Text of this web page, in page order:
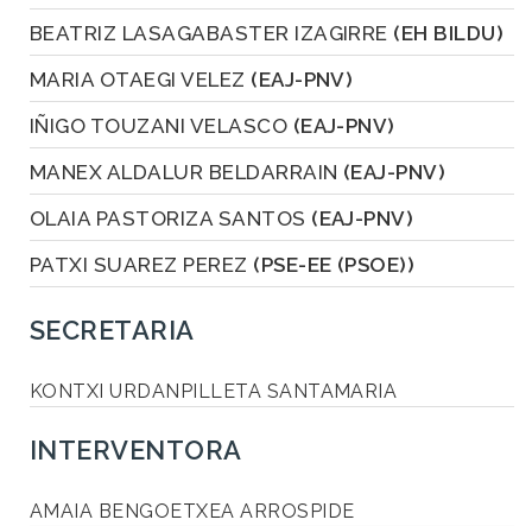
BEATRIZ LASAGABASTER IZAGIRRE (EH BILDU)
MARIA OTAEGI VELEZ (EAJ-PNV)
IÑIGO TOUZANI VELASCO (EAJ-PNV)
MANEX ALDALUR BELDARRAIN (EAJ-PNV)
OLAIA PASTORIZA SANTOS (EAJ-PNV)
PATXI SUAREZ PEREZ (PSE-EE (PSOE))
SECRETARIA
KONTXI URDANPILLETA SANTAMARIA
INTERVENTORA
AMAIA BENGOETXEA ARROSPIDE